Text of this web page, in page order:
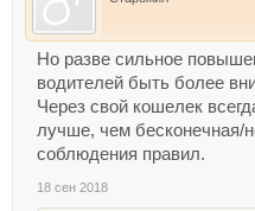
Но разве сильное
водителей быть более
Через свой кошелек
лучше, чем бесконечная/
соблюдения правил.
18 сен 2018